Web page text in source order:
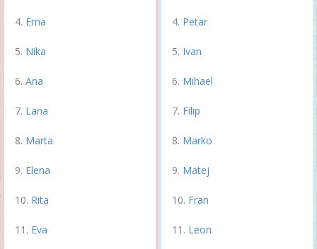
Ema
Nika
Ana
Lana
Marta
Elena
Rita
Eva
Petar
Ivan
Mihael
Filip
Marko
Matej
Fran
Leon